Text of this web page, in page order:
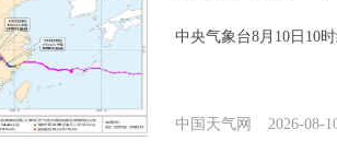
中央气象台8月10日10
中国天气网 2026-08-